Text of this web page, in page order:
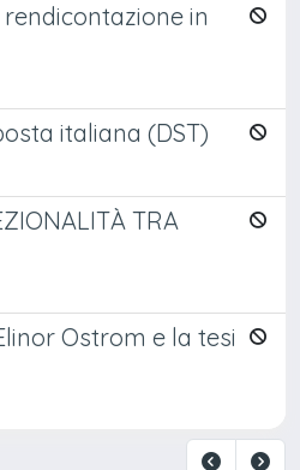
in
italiana (DST)
TRA
Ostrom e la tesi